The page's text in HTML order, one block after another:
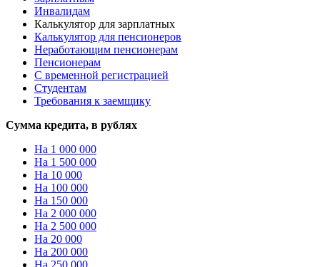
Инвалидам
Калькулятор для зарплатных
Калькулятор для пенсионеров
Неработающим пенсионерам
Пенсионерам
С временной регистрацией
Студентам
Требования к заемщику
Сумма кредита, в рублях
На 1 000 000
На 1 500 000
На 10 000
На 100 000
На 150 000
На 2 000 000
На 2 500 000
На 20 000
На 200 000
На 250 000